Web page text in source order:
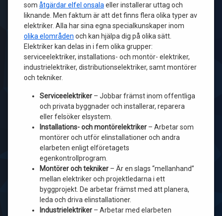
som åtgärdar elfel onsala eller installerar uttag och
liknande. Men faktum är att det finns flera olika typer av
elektriker. Alla har sina egna specialkunskaper inom
olika elområden och kan hjälpa dig på olika sätt.
Elektriker kan delas in i fem olika grupper:
serviceelektriker, installations- och montör- elektriker,
industrielektriker, distributionselektriker, samt montörer
och tekniker.
Serviceelektriker – Jobbar främst inom offentliga
och privata byggnader och installerar, reparera
eller felsöker elsystem.
Installations- och montörelektriker – Arbetar som
montörer och utför elinstallationer och andra
elarbeten enligt elföretagets
egenkontrollprogram.
Montörer och tekniker – Är en slags “mellanhand”
mellan elektriker och projektledarna i ett
byggprojekt. De arbetar främst med att planera,
leda och driva elinstallationer.
Industrielektriker – Arbetar med elarbeten